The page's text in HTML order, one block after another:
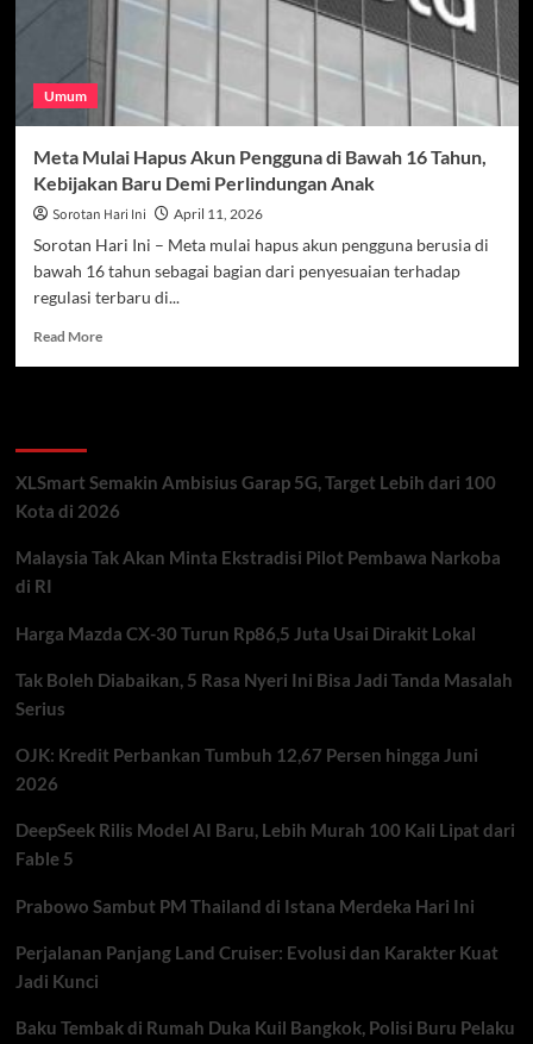
Umum
Meta Mulai Hapus Akun Pengguna di Bawah 16 Tahun,
Kebijakan Baru Demi Perlindungan Anak
Sorotan Hari Ini April 11, 2026
Sorotan Hari Ini – Meta mulai hapus akun pengguna berusia di
bawah 16 tahun sebagai bagian dari penyesuaian terhadap
regulasi terbaru di...
Read MoreRead
Pengguna
di
16
Baru
Perlindungan
XLSmart Semakin Ambisius Garap 5G, Target Lebih dari 100
Kota di 2026
Malaysia Tak Akan Minta Ekstradisi Pilot Pembawa Narkoba
di RI
Harga Mazda CX-30 Turun Rp86,5 Juta Usai Dirakit Lokal
Tak Boleh Diabaikan, 5 Rasa Nyeri Ini Bisa Jadi Tanda Masalah
Serius
OJK: Kredit Perbankan Tumbuh 12,67 Persen hingga Juni
2026
DeepSeek Rilis Model AI Baru, Lebih Murah 100 Kali Lipat dari
Fable 5
Prabowo Sambut PM Thailand di Istana Merdeka Hari Ini
Perjalanan Panjang Land Cruiser: Evolusi dan Karakter Kuat
Jadi Kunci
Baku Tembak di Rumah Duka Kuil Bangkok, Polisi Buru Pelaku